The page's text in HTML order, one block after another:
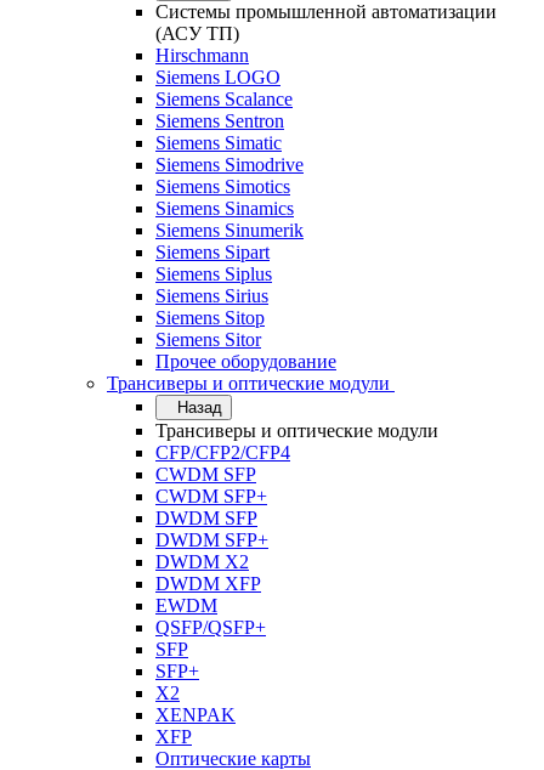
Системы промышленной автоматизации
(АСУ ТП)
Hirschmann
Siemens LOGO
Siemens Scalance
Siemens Sentron
Siemens Simatic
Siemens Simodrive
Siemens Simotics
Siemens Sinamics
Siemens Sinumerik
Siemens Sipart
Siemens Siplus
Siemens Sirius
Siemens Sitop
Siemens Sitor
Прочее оборудование
Трансиверы и оптические модули
Назад
Трансиверы и оптические модули
CFP/CFP2/CFP4
CWDM SFP
CWDM SFP+
DWDM SFP
DWDM SFP+
DWDM X2
DWDM XFP
EWDM
QSFP/QSFP+
SFP
SFP+
X2
XENPAK
XFP
Оптические карты